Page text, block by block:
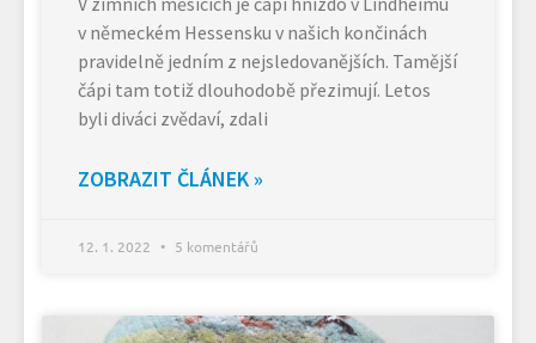
v německém Hessensku v našich končinách
pravidelně jedním z nejsledovanějších. Tamější
čápi tam totiž dlouhodobě přezimují. Letos
byli diváci zvědaví, zdali
ZOBRAZIT ČLÁNEK »
12. 1. 2022 5 komentářů